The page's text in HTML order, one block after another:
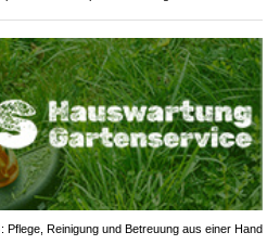
Reinigung und Betreuung aus einer Hand